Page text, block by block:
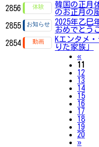
2856
韓国の正月
のお正月の
2855
2025年乙巳
おめでとう
2854
Kエンタメ
りた家族」
«
11
12
13
14
15
16
17
18
19
20
»Next